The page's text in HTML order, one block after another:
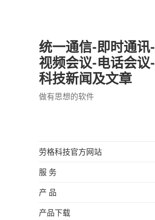
统一通信-即时通讯-
视频会议-电话会议-
科技新闻及文章
做有思想的软件
劳格科技官方网站
服 务
产 品
产品下载